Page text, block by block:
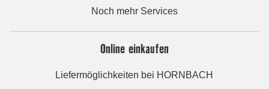
Noch mehr Services
Online einkaufen
Liefermöglichkeiten bei HORNBACH